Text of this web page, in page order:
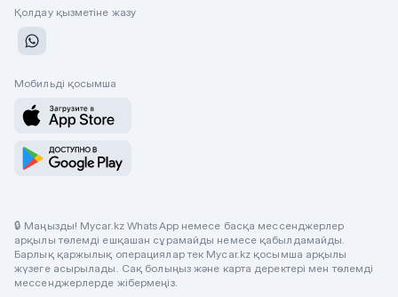
Қолдау қызметіне жазу
Мобильді қосымша
🔒 Маңызды! Mycar.kz WhatsApp немесе басқа мессенджерлер
арқылы төлемді ешқашан сұрамайды немесе қабылдамайды.
Барлық қаржылық операциялар тек Mycar.kz қосымша арқылы
жүзеге асырылады. Сақ болыңыз және карта деректері мен төлемді
мессенджерлерде жібермеңіз.